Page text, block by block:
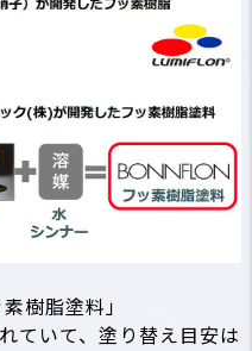
樹脂塗料」
ていて、塗り替え目安は